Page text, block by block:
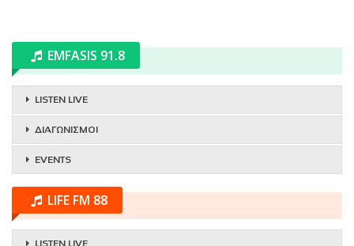
EMFASIS 91.8
LISTEN LIVE
ΔΙΑΓΩΝΙΣΜΟΙ
EVENTS
LIFE FM 88